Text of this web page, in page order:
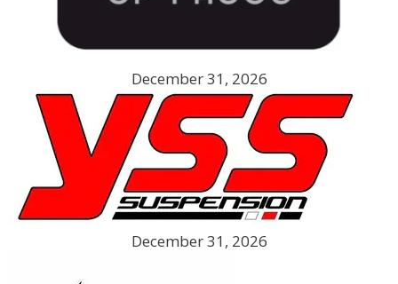
December 31, 2026
December 31, 2026